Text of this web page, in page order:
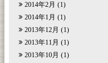
2014年2月 (1)
2014年1月 (1)
2013年12月 (1)
2013年11月 (1)
2013年10月 (1)